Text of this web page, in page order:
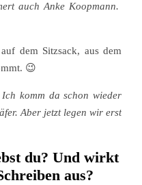
auch Anke Koopmann.
dem Sitzsack, aus dem
😉
komm da schon wieder
Aber jetzt legen wir erst
du? Und wirkt
aus?